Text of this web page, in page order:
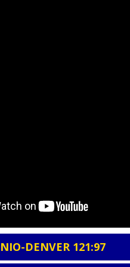
DENVER 121:97